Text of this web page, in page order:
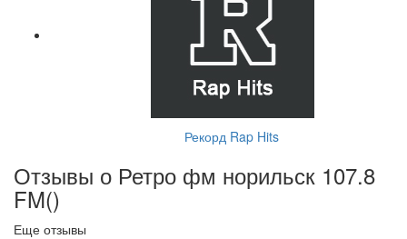
Рекорд Rap Hits
Отзывы о Ретро фм норильск 107.8
FM()
Еще отзывы